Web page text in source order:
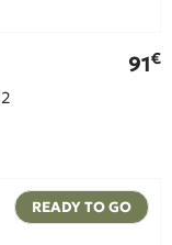
91€
READY TO GO